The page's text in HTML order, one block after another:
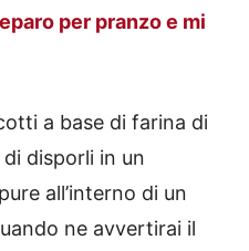
per pranzo e mi
a base di farina di
disporli in un
all’interno di un
ne avvertirai il